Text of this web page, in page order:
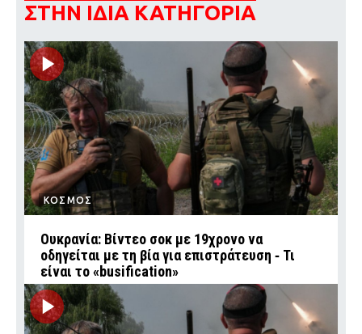
ΣΤΗΝ ΙΔΙΑ ΚΑΤΗΓΟΡΙΑ
ΚΟΣΜΟΣ
Ουκρανία: Βίντεο σοκ με 19χρονο να
οδηγείται με τη βία για επιστράτευση ‑ Τι
είναι το «busification»